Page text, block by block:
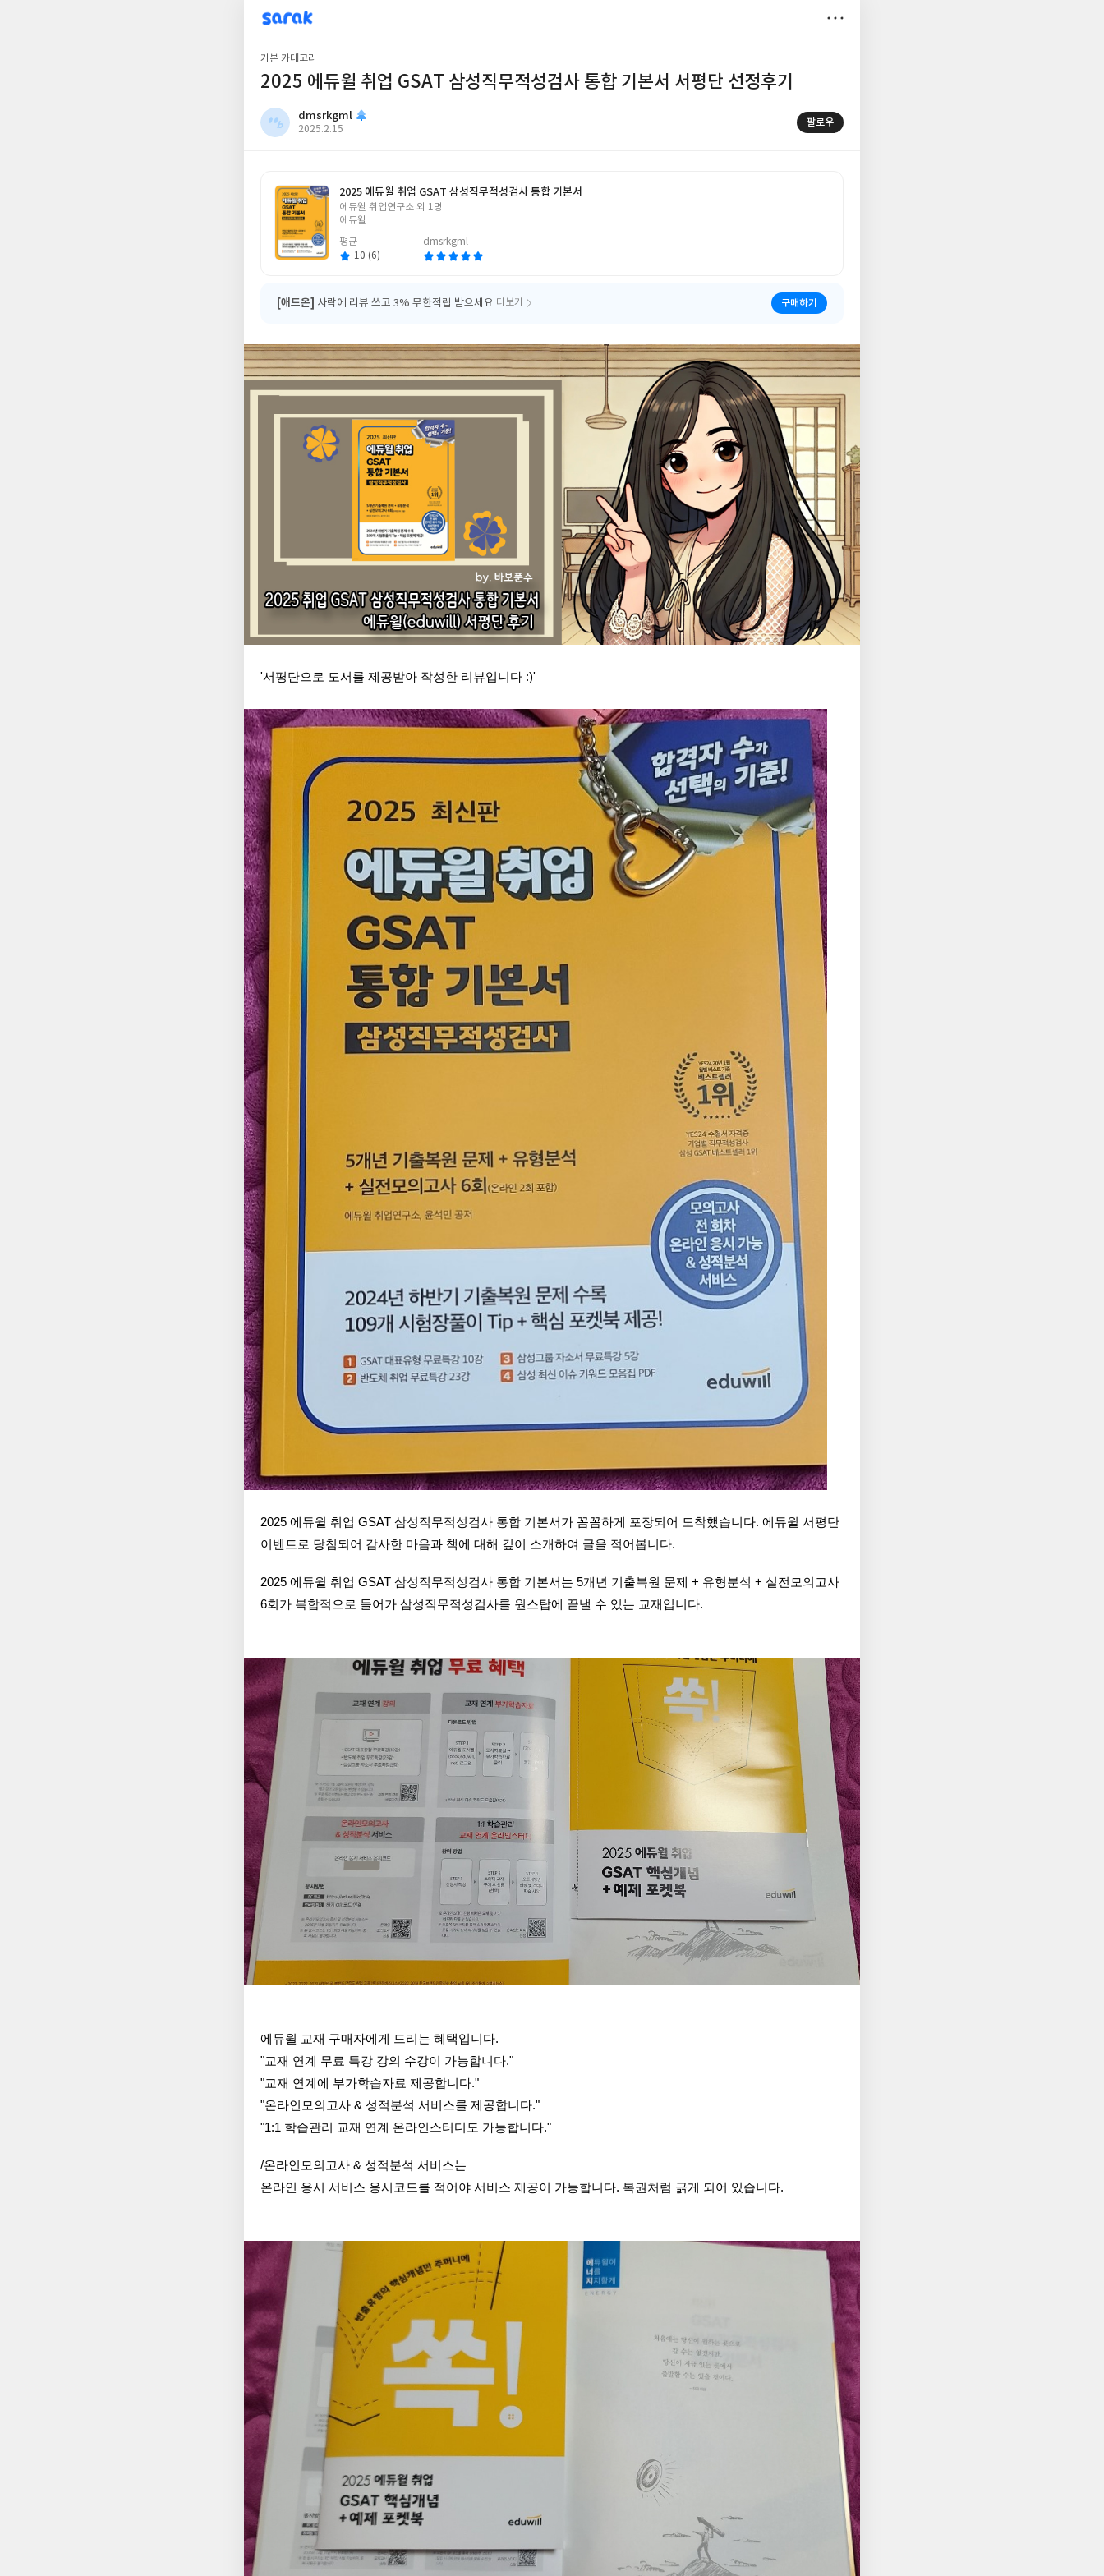
sarak
dmsrkgml
기본 카테고리
2025 에듀윌 취업 GSAT 삼성직무적성검사 통합 기본서 서평단 선정후기
dmsrkgml
작
2025.2.15
팔로우
2025 에듀윌 취업 GSAT 삼성직무적성검사 통합 기본서
글
쓴
에듀윌 취업연구소 외 1명
에듀윌
평균
10 (6)
dmsrkgml
[애드온] 사락에 리뷰 쓰고 3% 무한적립 받으세요 더보기 구매하기
'서평단으로 도서를 제공받아 작성한 리뷰입니다 :)'
2025 에듀윌 취업 GSAT 삼성직무적성검사 통합 기본서가 꼼꼼하게 포장되어 도착했습니다. 에듀윌 서평단
이벤트로 당첨되어 감사한 마음과 책에 대해 깊이 소개하여 글을 적어봅니다.
2025 에듀윌 취업 GSAT 삼성직무적성검사 통합 기본서는 5개년 기출복원 문제 + 유형분석 + 실전모의고사
6회가 복합적으로 들어가 삼성직무적성검사를 원스탑에 끝낼 수 있는 교재입니다.
에듀윌 교재 구매자에게 드리는 혜택입니다.
"교재 연계 무료 특강 강의 수강이 가능합니다."
"교재 연계에 부가학습자료 제공합니다."
"온라인모의고사 & 성적분석 서비스를 제공합니다."
"1:1 학습관리 교재 연계 온라인스터디도 가능합니다."
/온라인모의고사 & 성적분석 서비스는
온라인 응시 서비스 응시코드를 적어야 서비스 제공이 가능합니다. 복권처럼 긁게 되어 있습니다.